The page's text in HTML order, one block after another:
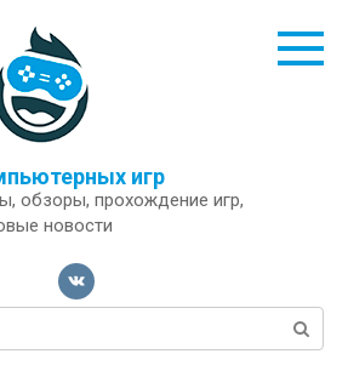
игр
обзоры, прохождение игр,
новости